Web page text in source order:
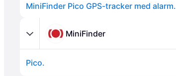
MiniFinder Pico GPS-tracker med alarm.
MiniFinder
Pico.